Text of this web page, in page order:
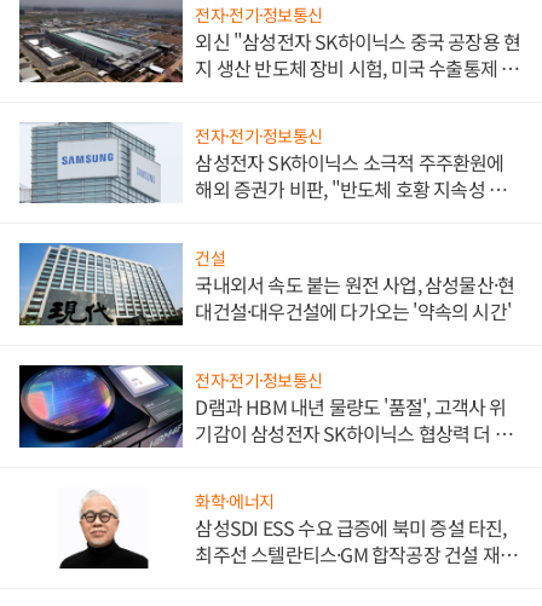
전자·전기·정보통신
외신 "삼성전자 SK하이닉스 중국 공장용 현
지 생산 반도체 장비 시험, 미국 수출통제 대
전자·전기·정보통신
삼성전자 SK하이닉스 소극적 주주환원에
해외 증권가 비판, "반도체 호황 지속성 의
건설
국내외서 속도 붙는 원전 사업, 삼성물산·현
대건설·대우건설에 다가오는 '약속의 시간'
전자·전기·정보통신
D램과 HBM 내년 물량도 '품절', 고객사 위
기감이 삼성전자 SK하이닉스 협상력 더 키
화학·에너지
삼성SDI ESS 수요 급증에 북미 증설 타진,
최주선 스텔란티스·GM 합작공장 건설 재추